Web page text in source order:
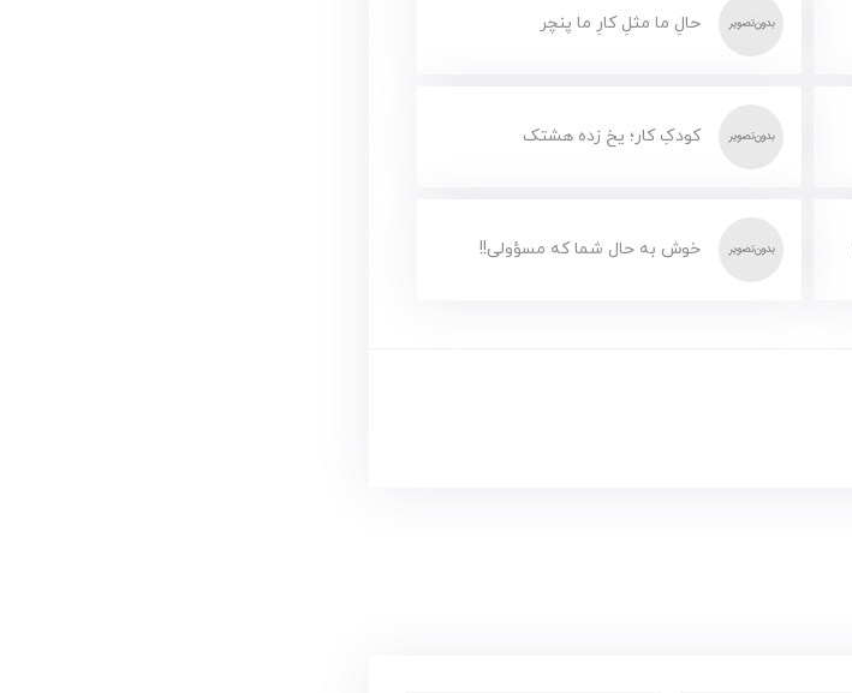
حالِ ما مثلِ کارِ ما پنچر
کودکِ کار؛ یخ زده هشتک
خوش به حال شما که مسؤولی!!